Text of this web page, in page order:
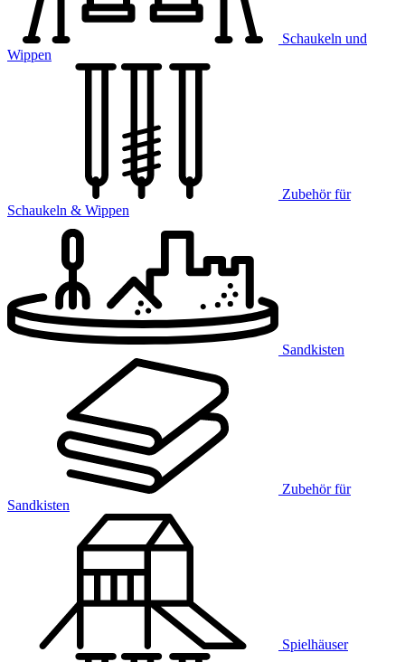
Schaukeln und
Wippen
Zubehör für
Schaukeln & Wippen
Sandkisten
Zubehör für
Sandkisten
Spielhäuser